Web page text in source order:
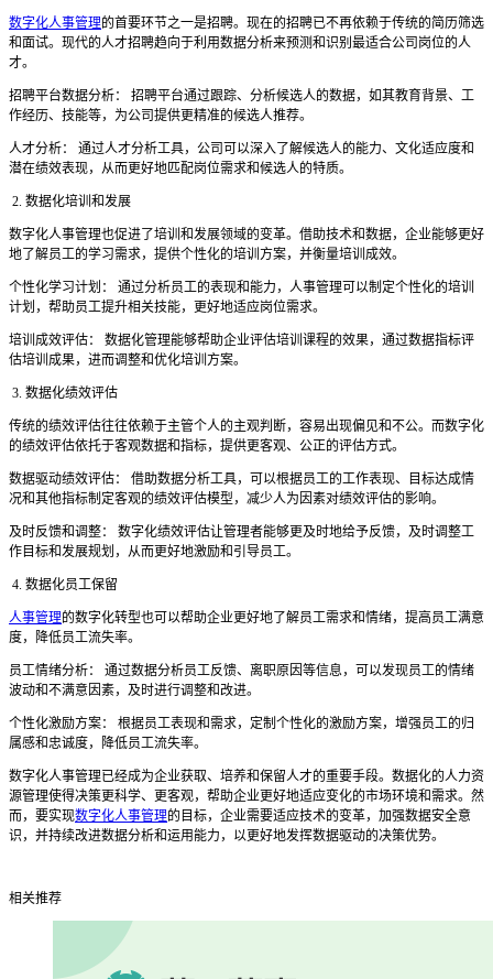
数字化人事管理的首要环节之一是招聘。现在的招聘已不再依赖于传统的简历筛选
和面试。现代的人才招聘趋向于利用数据分析来预测和识别最适合公司岗位的人
才。
招聘平台数据分析：
招聘平台通过跟踪、分析候选人的数据，如其教育背景、工
作经历、技能等，为公司提供更精准的候选人推荐。
人才分析：
通过人才分析工具，公司可以深入了解候选人的能力、文化适应度和
潜在绩效表现，从而更好地匹配岗位需求和候选人的特质。
2. 数据化培训和发展
数字化人事管理也促进了培训和发展领域的变革。借助技术和数据，企业能够更好
地了解员工的学习需求，提供个性化的培训方案，并衡量培训成效。
个性化学习计划：
通过分析员工的表现和能力，人事管理可以制定个性化的培训
计划，帮助员工提升相关技能，更好地适应岗位需求。
培训成效评估：
数据化管理能够帮助企业评估培训课程的效果，通过数据指标评
估培训成果，进而调整和优化培训方案。
3. 数据化绩效评估
传统的绩效评估往往依赖于主管个人的主观判断，容易出现偏见和不公。而数字化
的绩效评估依托于客观数据和指标，提供更客观、公正的评估方式。
数据驱动绩效评估：
借助数据分析工具，可以根据员工的工作表现、目标达成情
况和其他指标制定客观的绩效评估模型，减少人为因素对绩效评估的影响。
及时反馈和调整：
数字化绩效评估让管理者能够更及时地给予反馈，及时调整工
作目标和发展规划，从而更好地激励和引导员工。
4. 数据化员工保留
人事管理的数字化转型也可以帮助企业更好地了解员工需求和情绪，提高员工满意
度，降低员工流失率。
员工情绪分析：
通过数据分析员工反馈、离职原因等信息，可以发现员工的情绪
波动和不满意因素，及时进行调整和改进。
个性化激励方案：
根据员工表现和需求，定制个性化的激励方案，增强员工的归
属感和忠诚度，降低员工流失率。
数字化人事管理已经成为企业获取、培养和保留人才的重要手段。数据化的人力资
源管理使得决策更科学、更客观，帮助企业更好地适应变化的市场环境和需求。然
而，要实现数字化人事管理的目标，企业需要适应技术的变革，加强数据安全意
识，并持续改进数据分析和运用能力，以更好地发挥数据驱动的决策优势。
相关推荐